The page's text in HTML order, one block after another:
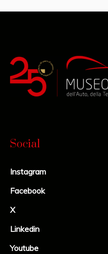
Social
Instagram
Facebook
X
Linkedin
Youtube